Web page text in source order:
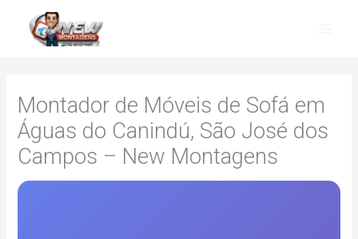
Montador de Móveis de Sofá em
Águas do Canindú, São José dos
Campos – New Montagens